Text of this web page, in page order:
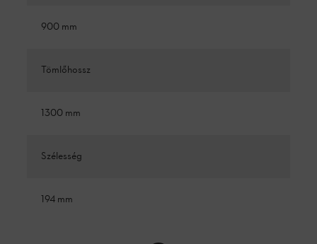
900 mm
Tömlőhossz
1300 mm
Szélesség
194 mm